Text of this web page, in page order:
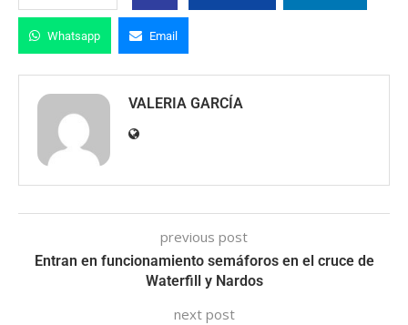
Whatsapp Email
VALERIA GARCÍA
previous post
Entran en funcionamiento semáforos en el cruce de
Waterfill y Nardos
next post